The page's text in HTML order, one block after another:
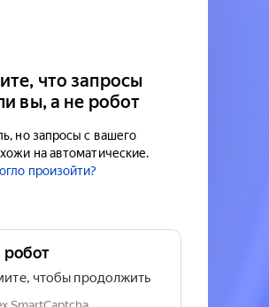
что запросы
вы, а не робот
но запросы с вашего
на автоматические.
произойти?